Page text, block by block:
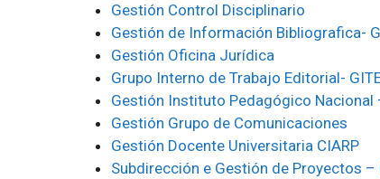
Gestión Control Disciplinario
Gestión de Información Bibliografica-
Gestión Oficina Jurídica
Grupo Interno de Trabajo Editorial-
Gestión Instituto Pedagógico Nacional
Gestión Grupo de Comunicaciones
Gestión Docente Universitaria CIARP
Subdirección e Gestión de Proyectos –